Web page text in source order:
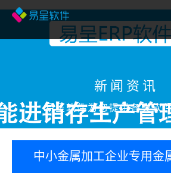
新闻资讯
易呈软件为您提供各类软
中小金属加工企业专用金